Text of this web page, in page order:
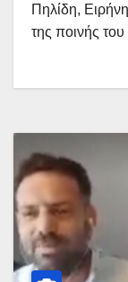
Πηλίδη,
της ποινής